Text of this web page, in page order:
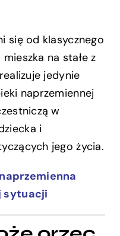
się od klasycznego
na stałe z
jedynie
naprzemiennej
w
i
jego życia.
sytuacji